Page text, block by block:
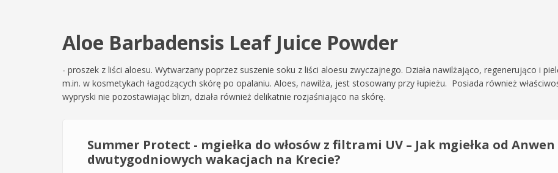
Aloe Barbadensis Leaf Juice Powder
- proszek z liści aloesu. Wytwarzany poprzez suszenie soku z liści aloesu zwyczajnego. Działa nawilżająco, regenerująco i
m.in. w kosmetykach łagodzących skórę po opalaniu. Aloes, nawilża, jest stosowany przy łupieżu. Posiada również
wypryski nie pozostawiając blizn, działa również delikatnie rozjaśniająco na skórę.
Summer Protect - mgiełka do włosów z filtrami UV – Jak mgiełka od
dwutygodniowych wakacjach na Krecie?